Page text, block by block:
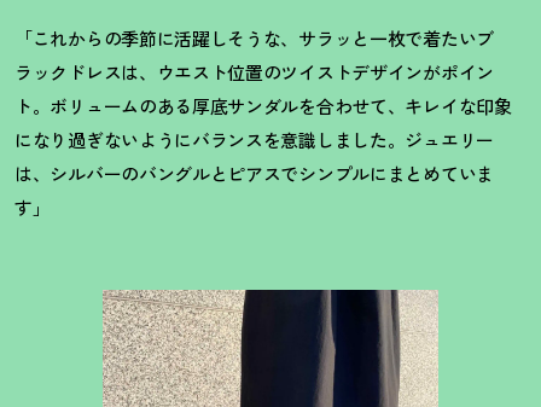
「これからの季節に活躍しそうな、サラッと一枚で着たいブ
ラックドレスは、ウエスト位置のツイストデザインがポイン
ト。ボリュームのある厚底サンダルを合わせて、キレイな印象
になり過ぎないようにバランスを意識しました。ジュエリー
は、シルバーのバングルとピアスでシンプルにまとめていま
す」